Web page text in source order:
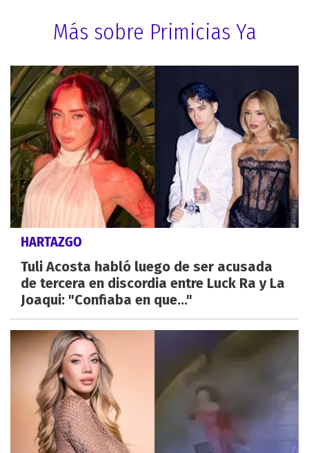
Más sobre Primicias Ya
HARTAZGO
Tuli Acosta habló luego de ser acusada
de tercera en discordia entre Luck Ra y La
Joaqui: "Confiaba en que..."